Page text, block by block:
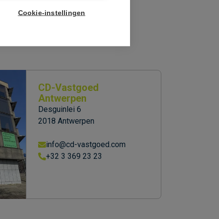
CD-Vastgoed
Antwerpen
Desguinlei 6
2018 Antwerpen
info@cd-vastgoed.com
+32 3 369 23 23
Cookie-instellingen